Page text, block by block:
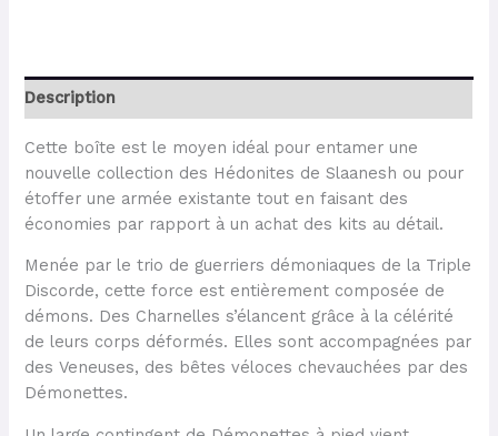
Description
Cette boîte est le moyen idéal pour entamer une
nouvelle collection des Hédonites de Slaanesh ou pour
étoffer une armée existante tout en faisant des
économies par rapport à un achat des kits au détail.
Menée par le trio de guerriers démoniaques de la Triple
Discorde, cette force est entièrement composée de
démons. Des Charnelles s’élancent grâce à la célérité
de leurs corps déformés. Elles sont accompagnées par
des Veneuses, des bêtes véloces chevauchées par des
Démonettes.